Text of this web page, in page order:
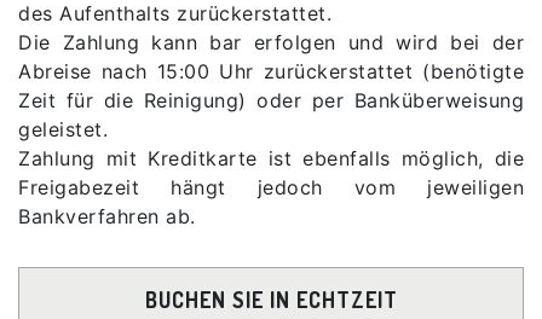
des Aufenthalts zurückerstattet.
Die Zahlung kann bar erfolgen und wird bei der
Abreise nach 15:00 Uhr zurückerstattet (benötigte
Zeit für die Reinigung) oder per Banküberweisung
geleistet.
Zahlung mit Kreditkarte ist ebenfalls möglich, die
Freigabezeit hängt jedoch vom jeweiligen
Bankverfahren ab.
BUCHEN SIE IN ECHTZEIT